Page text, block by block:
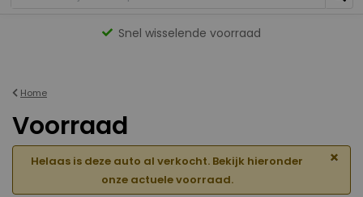
Gevarieerd aanbod
Home
Voorraad
Helaas is deze auto al verkocht. Bekijk hieronder
onze actuele voorraad.
×